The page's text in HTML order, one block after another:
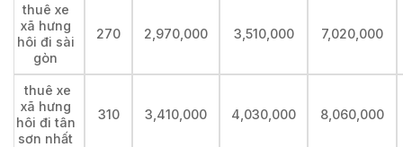
thuê xe
xã hưng
hôi đi sài
gòn
270 2,970,000 3,510,000 7,020,000
thuê xe
xã hưng
hôi đi tân
sơn nhất
310 3,410,000 4,030,000 8,060,000